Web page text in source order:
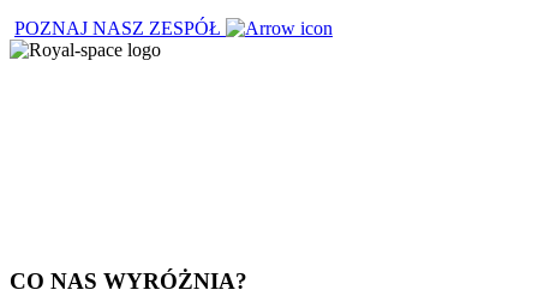
POZNAJ NASZ ZESPÓŁ
CO NAS WYRÓŻNIA?